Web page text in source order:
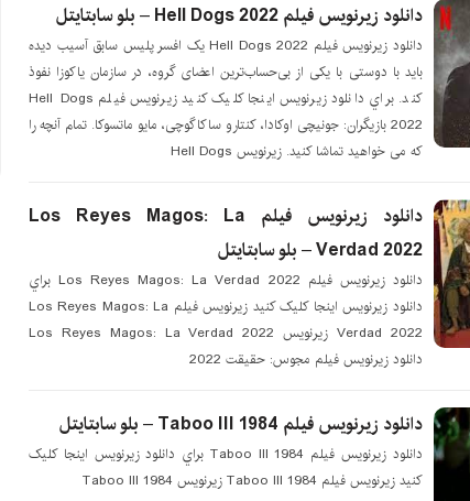
دانلود زیرنویس فیلم Hell Dogs 2022 – بلو سابتايتل
دانلود زیرنویس فیلم Hell Dogs 2022 یک افسر پلیس سابق آسیب دیده
باید با دوستی با یکی از بی‌حساب‌ترین اعضای گروه، در سازمان یاکوزا نفوذ
کند. براي دانلود زيرنويس اينجا کليک کنيد زیرنویس فیلم Hell Dogs
2022 بازیگران: جونیچی اوکادا، کنتارو ساکاگوچی، مایو ماتسوکا. تمام آنچه را
که می خواهید تماشا کنید. زیرنویس Hell Dogs
دانلود زیرنویس فیلم Los Reyes Magos: La
Verdad 2022 – بلو سابتايتل
دانلود زیرنویس فیلم Los Reyes Magos: La Verdad 2022 براي
دانلود زيرنويس اينجا کليک کنيد زیرنویس فیلم Los Reyes Magos: La
Verdad 2022 زیرنویس Los Reyes Magos: La Verdad 2022
دانلود زیرنویس فیلم مجوس: حقیقت 2022
دانلود زیرنویس فیلم Taboo III 1984 – بلو سابتايتل
دانلود زیرنویس فیلم Taboo III 1984 براي دانلود زيرنويس اينجا کليک
کنيد زیرنویس فیلم Taboo III 1984 زیرنویس Taboo III 1984